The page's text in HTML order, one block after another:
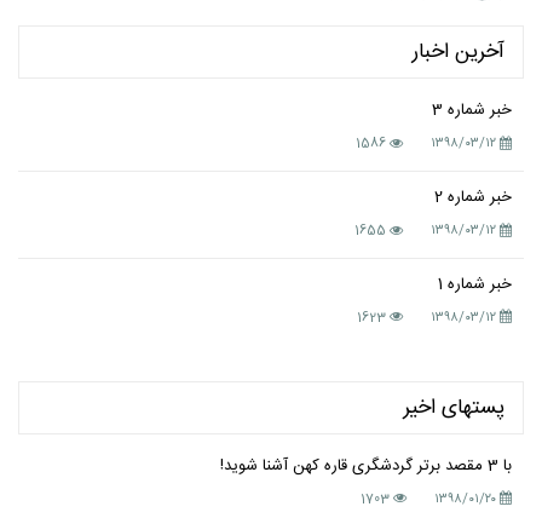
آخرین اخبار
خبر شماره 3
۱۳۹۸/۰۳/۱۲ 1586
خبر شماره 2
۱۳۹۸/۰۳/۱۲ 1655
خبر شماره 1
۱۳۹۸/۰۳/۱۲ 1623
پستهای اخیر
با 3 مقصد برتر گردشگری قاره کهن آشنا شوید!
۱۳۹۸/۰۱/۲۰ 1703